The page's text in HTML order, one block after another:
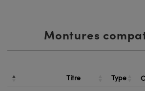
Montures
Titre Type